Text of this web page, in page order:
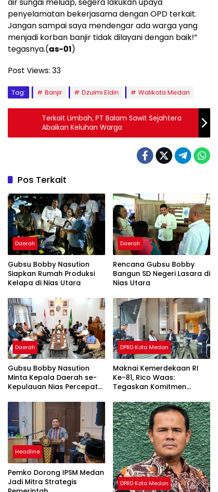
penyelamatan bekerjasama dengan OPD terkait.
Jangan sampai saya mendengar ada warga yang
menjadi korban banjir tidak dilayani dengan baik!”
tegasnya.(as-01)
Post Views: 33
Tag: Banjir Dzulmi Eldin Walikota Medan
Terkait Limbah, PT Balam Sawit Sejahtera
Abaikan Keluhan Warga
Pos Terkait
Daerah
Gubsu Bobby Nasution
Siapkan Rumah Produksi
Kelapa di Nias Utara
Daerah
Rencana Gubsu Bobby
Bangun SD Negeri Lasara di
Nias Utara
Daerah
Gubsu Bobby Nasution
Minta Kepala Daerah se-
Kepulauan Nias Percepat
DPRD Kota Medan
Maknai Kemerdekaan RI
Ke-81, Rico Waas:
Tegaskan Komitmen
Headline
Pemko Dorong IPSM Medan
Jadi Mitra Strategis
DPRD Kota Medan